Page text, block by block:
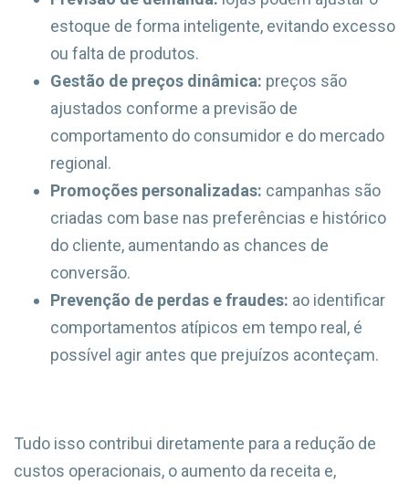
estoque de forma inteligente, evitando excesso
ou falta de produtos.
Gestão de preços dinâmica: preços são
ajustados conforme a previsão de
comportamento do consumidor e do mercado
regional.
Promoções personalizadas: campanhas são
criadas com base nas preferências e histórico
do cliente, aumentando as chances de
conversão.
Prevenção de perdas e fraudes: ao identificar
comportamentos atípicos em tempo real, é
possível agir antes que prejuízos aconteçam.
Tudo isso contribui diretamente para a redução de
custos operacionais, o aumento da receita e,